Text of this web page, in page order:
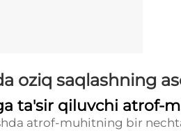
oziq saqlashning
ta'sir qiluvchi atrof-
atrof-muhitning bir